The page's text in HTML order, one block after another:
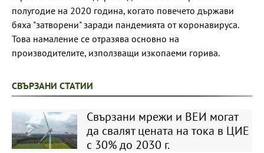
полугодие на 2020 година, когато повечето държави
бяха "затворени" заради пандемията от коронавируса.
Това намаление се отразява основно на
производителите, използващи изкопаеми горива.
СВЪРЗАНИ СТАТИИ
Свързани мрежи и ВЕИ могат
да свалят цената на тока в ЦИЕ
с 30% до 2030 г.